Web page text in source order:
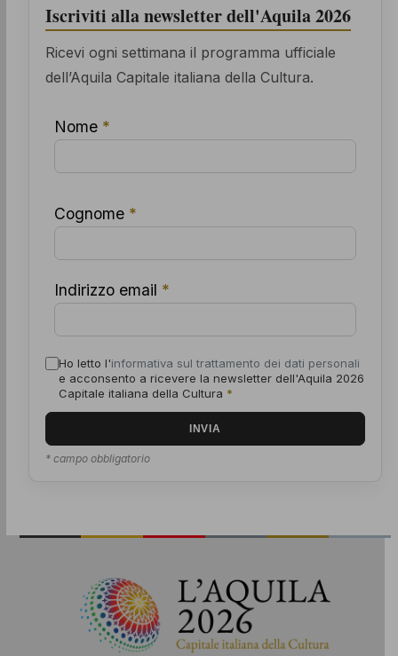
Iscriviti alla newsletter dell'Aquila 2026
Ricevi ogni settimana il programma ufficiale
dell’Aquila Capitale italiana della Cultura.
Nome *
Cognome *
Indirizzo email *
Ho letto l'informativa sul trattamento dei dati personali
e acconsento a ricevere la newsletter dell'Aquila 2026
Capitale italiana della Cultura *
* campo obbligatorio